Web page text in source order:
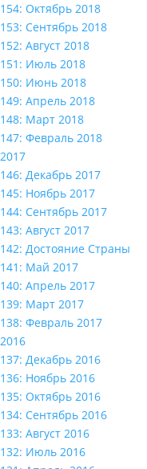
154: Октябрь 2018
153: Сентябрь 2018
152: Август 2018
151: Июль 2018
150: Июнь 2018
149: Апрель 2018
148: Март 2018
147: Февраль 2018
2017
146: Декабрь 2017
145: Ноябрь 2017
144: Сентябрь 2017
143: Август 2017
142: Достояние Страны
141: Май 2017
140: Апрель 2017
139: Март 2017
138: Февраль 2017
2016
137: Декабрь 2016
136: Ноябрь 2016
135: Октябрь 2016
134: Сентябрь 2016
133: Август 2016
132: Июль 2016